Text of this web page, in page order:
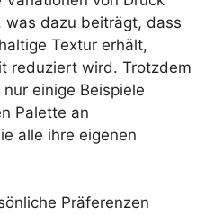
dazu beiträgt, dass
Textur erhält,
reduziert wird. Trotzdem
einige Beispiele
Palette an
alle ihre eigenen
Präferenzen